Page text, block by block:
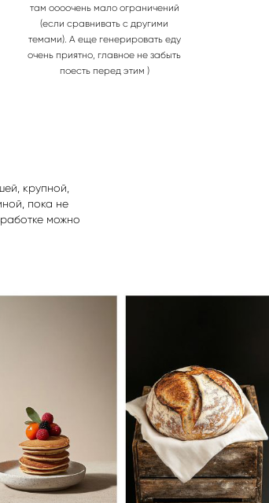
там оооочень мало ограничений
(если сравнивать с другими
темами). А еще генерировать еду
очень приятно, главное не забыть
поесть перед этим )
крупной,
пока не
можно